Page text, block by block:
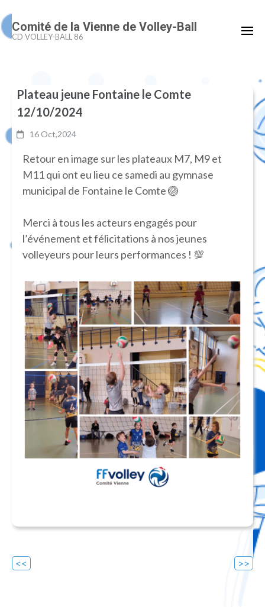
Aller
au
Comité de la Vienne de Volley-Ball
CD VOLLEY-BALL 86
Plateau jeune Fontaine le Comte
12/10/2024
16 Oct,2024
Retour en image sur les plateaux M7, M9 et
M11 qui ont eu lieu ce samedi au gymnase
municipal de Fontaine le Comte 🏐
Merci à tous les acteurs engagés pour
l’événement et félicitations à nos jeunes
volleyeurs pour leurs performances ! 💯
Navigation